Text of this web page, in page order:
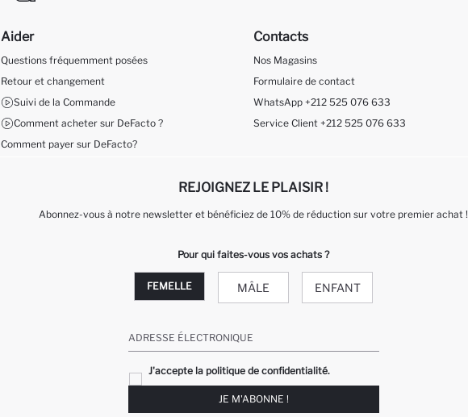
Aider
Questions fréquemment posées
Retour et changement
Suivi de la Commande
Comment acheter sur DeFacto ?
Comment payer sur DeFacto?
Contacts
Nos Magasins
Formulaire de contact
WhatsApp +212 525 076 633
Service Client +212 525 076 633
REJOIGNEZ LE PLAISIR !
Abonnez-vous à notre newsletter et bénéficiez de 10% de réduction sur votre premier achat !
Pour qui faites-vous vos achats ?
FEMELLE MÂLE ENFANT
ADRESSE ÉLECTRONIQUE
J'accepte la politique de confidentialité.
JE M'ABONNE !